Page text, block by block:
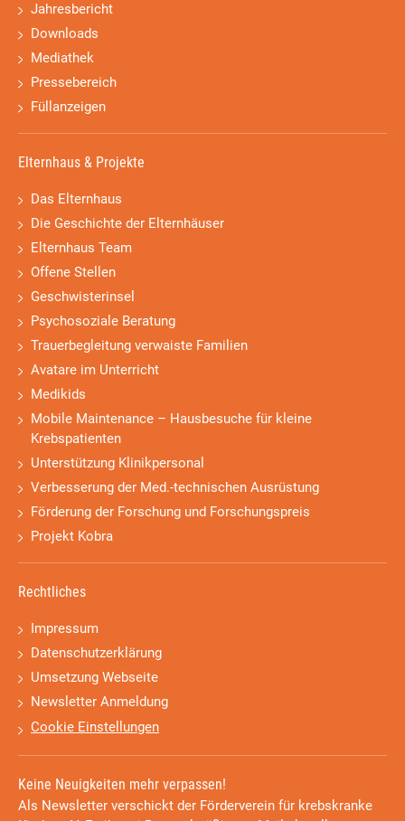
Jahresbericht
Downloads
Mediathek
Pressebereich
Füllanzeigen
Elternhaus & Projekte
Das Elternhaus
Die Geschichte der Elternhäuser
Elternhaus Team
Offene Stellen
Geschwisterinsel
Psychosoziale Beratung
Trauerbegleitung verwaiste Familien
Avatare im Unterricht
Medikids
Mobile Maintenance – Hausbesuche für kleine
Krebspatienten
Unterstützung Klinikpersonal
Verbesserung der Med.-technischen Ausrüstung
Förderung der Forschung und Forschungspreis
Projekt Kobra
Rechtliches
Impressum
Datenschutzerklärung
Umsetzung Webseite
Newsletter Anmeldung
Cookie Einstellungen
Keine Neuigkeiten mehr verpassen!
Als Newsletter verschickt der Förderverein für krebskranke